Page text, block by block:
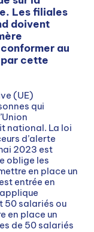
Les filiales
doivent
au
cette
(UE)
qui
national. La loi
d’alerte
2023 est
oblige les
en place un
entrée en
50 salariés ou
en place un
de 50 salariés